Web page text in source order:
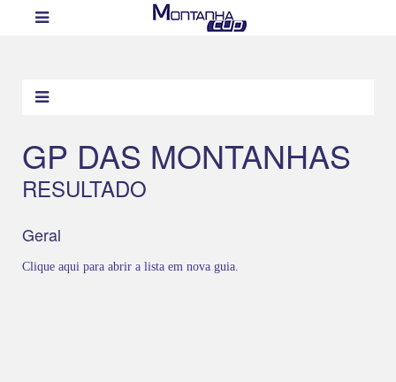
GP DAS MONTANHAS
RESULTADO
Geral
Clique aqui para abrir a lista em nova guia.